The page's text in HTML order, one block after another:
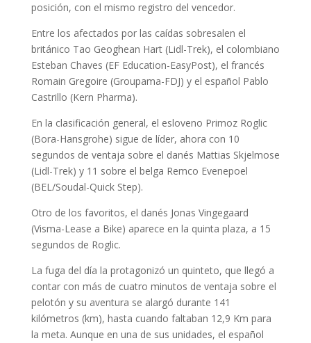
posición, con el mismo registro del vencedor.
Entre los afectados por las caídas sobresalen el
británico Tao Geoghean Hart (Lidl-Trek), el colombiano
Esteban Chaves (EF Education-EasyPost), el francés
Romain Gregoire (Groupama-FDJ) y el español Pablo
Castrillo (Kern Pharma).
En la clasificación general, el esloveno Primoz Roglic
(Bora-Hansgrohe) sigue de líder, ahora con 10
segundos de ventaja sobre el danés Mattias Skjelmose
(Lidl-Trek) y 11 sobre el belga Remco Evenepoel
(BEL/Soudal-Quick Step).
Otro de los favoritos, el danés Jonas Vingegaard
(Visma-Lease a Bike) aparece en la quinta plaza, a 15
segundos de Roglic.
La fuga del día la protagonizó un quinteto, que llegó a
contar con más de cuatro minutos de ventaja sobre el
pelotón y su aventura se alargó durante 141
kilómetros (km), hasta cuando faltaban 12,9 Km para
la meta. Aunque en una de sus unidades, el español